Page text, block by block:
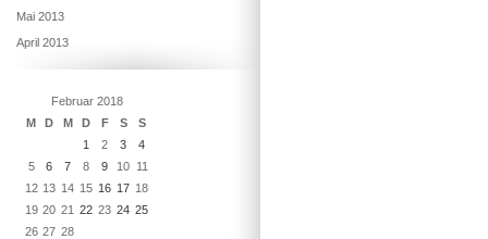
Mai 2013
April 2013
Februar 2018
M
D M D F S
S
1
2 3
4
5
6 7 8 9 10 11
12 13 14 15 16 17 18
19 20 21 22 23 24 25
26 27 28